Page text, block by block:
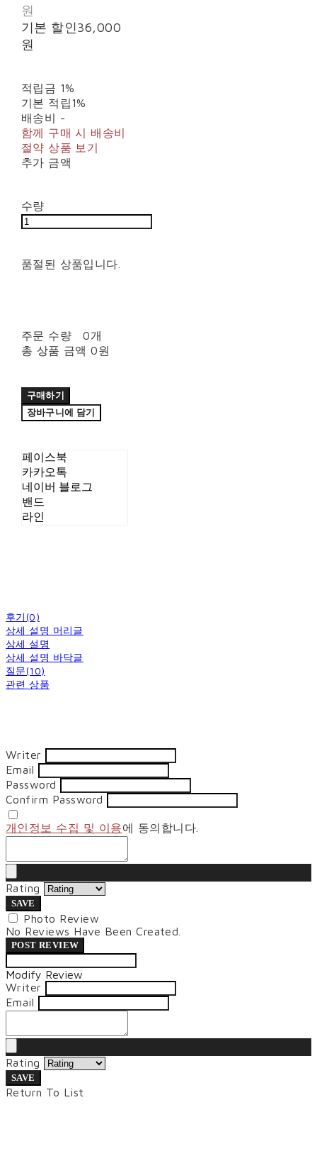
원
기본 할인36,000
원
적립금 1%
기본 적립1%
배송비 -
함께 구매 시 배송비
절약 상품 보기
추가 금액
수량
품절된 상품입니다.
주문 수량
0개
총 상품 금액 0원
구매하기
장바구니에 담기
페이스북
카카오톡
네이버 블로그
밴드
라인
후기(0)
상세 설명 머리글
상세 설명
상세 설명 바닥글
질문(10)
관련 상품
Writer
Email
Password
Confirm Password
개인정보 수집 및 이용에 동의합니다.
Rating
SAVE
Photo Review
No Reviews Have Been Created.
POST REVIEW
Modify Review
Writer
Email
Rating
SAVE
Return To List